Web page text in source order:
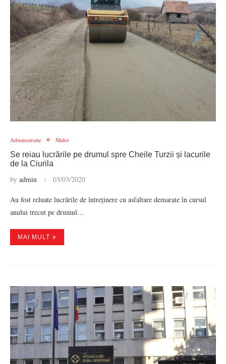
Administratie Slider
Se reiau lucrările pe drumul spre Cheile Turzii și lacurile
de la Ciurila
by admin 03/03/2020
Au fost reluate lucrările de întreținere cu asfaltare demarate în cursul
anului trecut pe drumul…
MAI MULT